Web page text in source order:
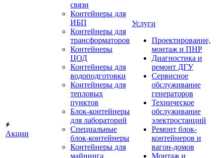
Акции
связи
Контейнеры для
ИБП
Контейнеры для
трансформаторов
Контейнеры
ЦОД
Контейнеры для
водоподготовки
Контейнеры для
тепловых
пунктов
Блок-контейнеры
для лабораторий
Специальные
блок-контейнеры
Контейнеры для
майнинга
Услуги
Проектирование,
монтаж и ПНР
Диагностика и
ремонт ДГУ
Сервисное
обслуживание
генераторов
Техническое
обслуживание
электростанций
Ремонт блок-
контейнеров и
вагон-домов
Монтаж и